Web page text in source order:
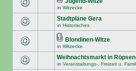
in Witzecke
Stadtpläne Gera
in Historisches
Blondinen-Witze
in Witzecke
Weihnachtsmarkt in Röpsen
in Veranstaltungs-, Freizeit u.